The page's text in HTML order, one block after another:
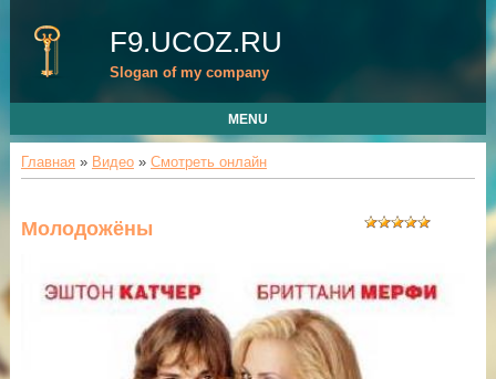
F9.UCOZ.RU
Slogan of my company
MENU
Главная » Видео» Смотреть онлайн
Молодожёны